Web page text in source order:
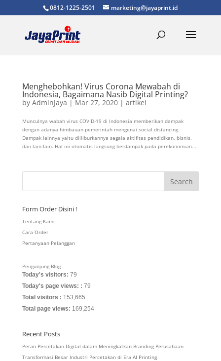
0812-1225-2501 marketing@jayaprint.id
Menghebohkan! Virus Corona Mewabah di
Indonesia, Bagaimana Nasib Digital Printing?
by AdminJaya |Mar 27, 2020| artikel
Munculnya wabah virus COVID-19 di Indonesia memberikan dampak
dengan adanya himbauan pemerintah mengenai social distancing.
Dampak lainnya yaitu diiliburkannya segala aktifitas pendidikan, bisnis,
dan lain-lain. Hal ini otomatis langsung berdampak pada perekonomian....
Form Order Disini !
Tentang Kami
Cara Order
Pertanyaan Pelanggan
Pengunjung Blog
Today's visitors: 79
Today's page views: : 79
Total visitors : 153,665
Total page views: 169,254
Recent Posts
Peran Percetakan Digital dalam Meningkatkan Branding Perusahaan
Transformasi Besar Industri Percetakan di Era AI Printing